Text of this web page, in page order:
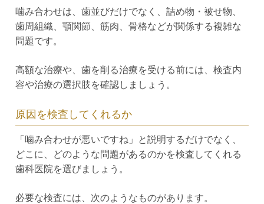
噛み合わせは、歯並びだけでなく、詰め物・被せ物、
歯周組織、顎関節、筋肉、骨格などが関係する複雑な
問題です。
高額な治療や、歯を削る治療を受ける前には、検査内
容や治療の選択肢を確認しましょう。
原因を検査してくれるか
「噛み合わせが悪いですね」と説明するだけでなく、
どこに、どのような問題があるのかを検査してくれる
歯科医院を選びましょう。
必要な検査には、次のようなものがあります。